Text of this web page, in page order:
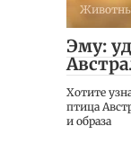
Эму:
Хотите
птица
и образа